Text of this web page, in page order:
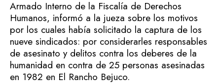
Armado Interno de la Fiscalía de Derechos
Humanos, informó a la jueza sobre los motivos
por los cuales había solicitado la captura de los
nueve sindicados: por considerarles responsables
de asesinato y delitos contra los deberes de la
humanidad en contra de 25 personas asesinadas
en 1982 en El Rancho Bejuco.